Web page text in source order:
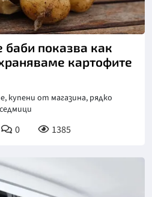
показва как
картофите
купени от магазина, рядко
0 1385